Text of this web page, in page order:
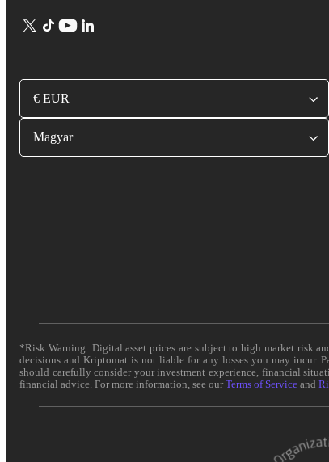
€ EUR
Magyar
*Risk Warning: Digital asset prices are subject to high market risk
decisions and Kriptomat is not liable for any losses you may incur.
should carefully consider your investment experience, financial
financial advice. For more information, see ourTerms of Service and